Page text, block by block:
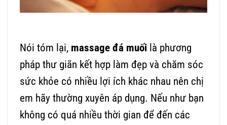
Nói tóm lại, massage đá muối là phương
pháp thư giãn kết hợp làm đẹp và chăm sóc
sức khỏe có nhiều lợi ích khác nhau nên chị
em hãy thường xuyên áp dụng. Nếu như bạn
không có quá nhiều thời gian để đến các